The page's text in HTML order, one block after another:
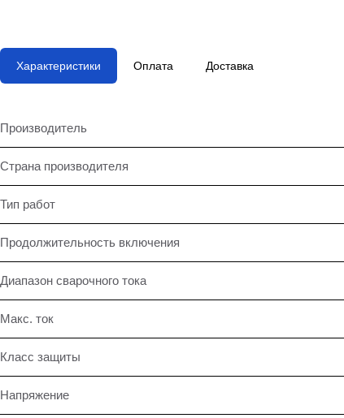
Характеристики Оплата Доставка
Производитель
Страна производителя
Тип работ
Продолжительность включения
Диапазон сварочного тока
Макс. ток
Класс защиты
Напряжение